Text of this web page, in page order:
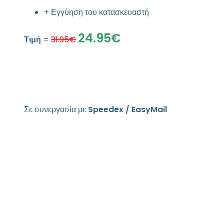
+ Εγγύηση του κατασκευαστή
Τιμή = 31.95€ 24.95€
Σε συνεργασία με Speedex / EasyMail